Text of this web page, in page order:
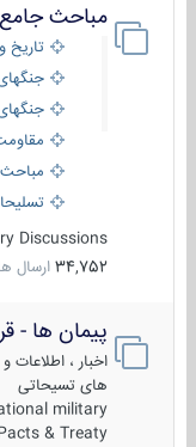
مباحث جامع
تاریخ و
جنگهای
جنگهای
مقاومت
مباحث
تسلیحات
Discussions
34,752 ارسال ها
پیمان ها -
اخبار ، اطلاعات
های تسیحاتی
military
& Treaty